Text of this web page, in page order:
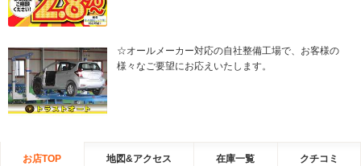
☆オールメーカー対応の自社整備工場で、お客様の
様々なご要望にお応えいたします。
お店TOP 地図&アクセス 在庫一覧 クチコミ